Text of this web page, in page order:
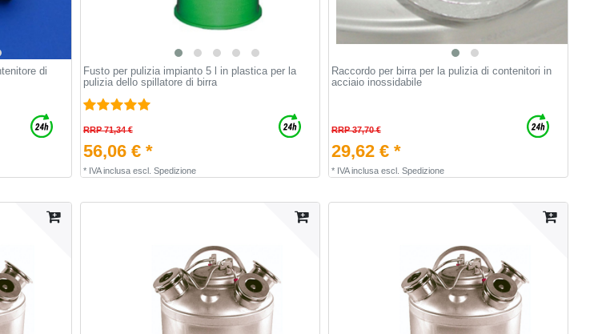
di
Fusto per pulizia impianto 5 l in plastica per la
pulizia dello spillatore di birra
RRP 71,34 €
56,06 € *
* IVA inclusaescl. Spedizione
Raccordo per birra per la pulizia di contenitori in
acciaio inossidabile
RRP 37,70 €
29,62 € *
* IVA inclusaescl. Spedizione